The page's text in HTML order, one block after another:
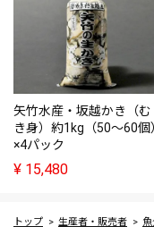
矢竹水産・坂越かき（む
き身）約1kg（50～60個
×4パック
¥ 15,480
トップ 生産者・販売者